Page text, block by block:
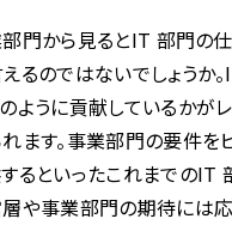
門から見るとIT 部門の
るのではないでしょうか
ように貢献しているかが
ます。事業部門の要件を
るといったこれまでのIT
や事業部門の期待には